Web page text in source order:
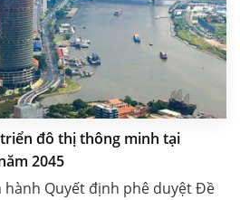
đô thị thông minh tại
2045
hành Quyết định phê duyệt Đề